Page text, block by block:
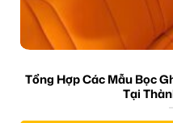
Tổng Hợp Các Mẫu Bọc
Tại